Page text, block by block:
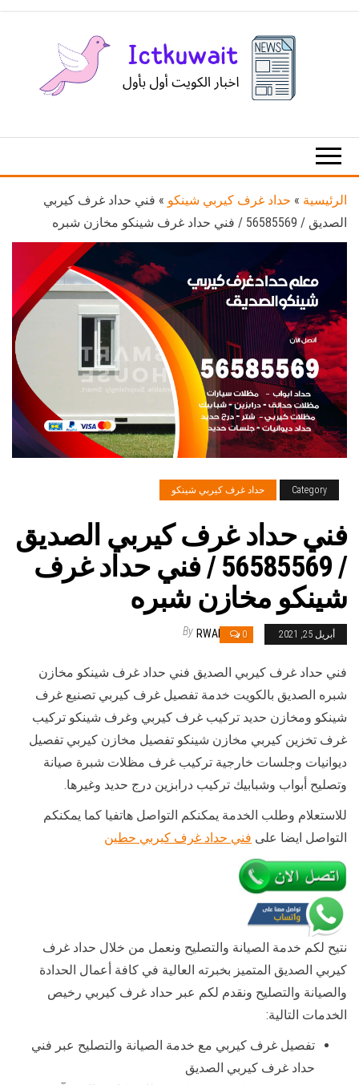
الكويت
الرئيسية » حداد غرف كيربي شينكو » فني حداد غرف كيربي
الصديق / 56585569 / فني حداد غرف شينكو مخازن شبره
Category حداد غرف كيربي شينكو
فني حداد غرف كيربي الصديق
/ 56585569 / فني حداد غرف
شينكو مخازن شبره
أبريل 25, 2021 0
By RWAN
فني حداد غرف كيربي الصديق فني حداد غرف شينكو مخازن
شبره الصديق بالكويت خدمة تفصيل غرف كيربي تصنيع غرف
شينكو ومخازن حديد تركيب غرف كيربي وغرف شينكو تركيب
غرف تخزين كيربي مخازن شينكو تفصيل مخازن كيربي تفصيل
ديوانيات وجلسات خارجية تركيب غرف مظلات شبرة صيانة
وتصليح أبواب وشبابيك تركيب درابزين درج حديد وغيرها.
للاستعلام وطلب الخدمة يمكنكم التواصل هاتفيا كما يمكنكم
التواصل ايضا على فني حداد غرف كيربي حطين
نتيح لكم خدمة الصيانة والتصليح ونعمل من خلال حداد غرف
كيربي الصديق المتميز بخبرته العالية في كافة أعمال الحدادة
والصيانة والتصليح ونقدم لكم عبر حداد غرف كيربي رخيص
الخدمات التالية:
تفصيل غرف كيربي مع خدمة الصيانة والتصليح عبر فني
حداد غرف كيربي الصديق